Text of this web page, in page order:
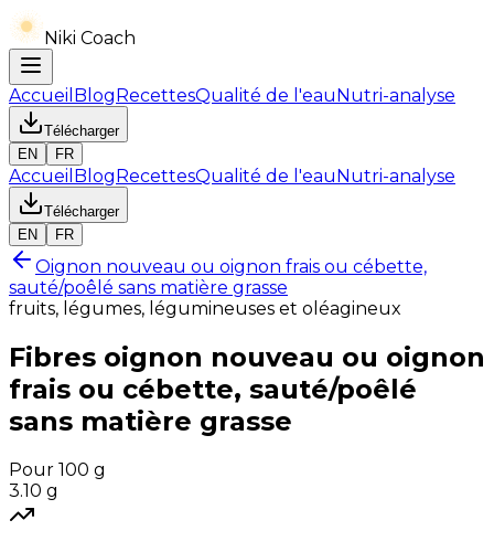
Niki Coach
Accueil BlogRecettesQualité de l'eauNutri-analyse
Télécharger
EN
FR
Accueil BlogRecettesQualité de l'eauNutri-analyse
Télécharger
EN
FR
Oignon nouveau ou oignon frais ou cébette,
sauté/poêlé sans matière grasse
fruits, légumes, légumineuses et oléagineux
Fibres oignon nouveau ou oignon
frais ou cébette, sauté/poêlé
sans matière grasse
Pour 100 g
3.10 g